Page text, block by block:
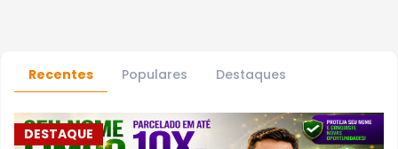
Recentes Populares Destaques
DESTAQUE